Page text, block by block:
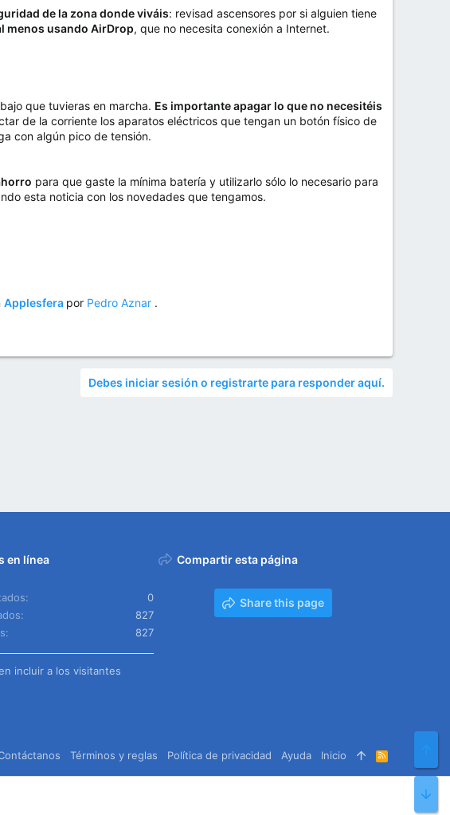
de la zona donde viváis: revisad ascensores por si alguien tiene
menos usando AirDrop, que no necesita conexión a Internet.
que tuvieras en marcha. Es importante apagar lo que no necesitéis
de la corriente los aparatos eléctricos que tengan un botón físico de
con algún pico de tensión.
para que gaste la mínima batería y utilizarlo sólo lo necesario para
esta noticia con los novedades que tengamos.
Applesfera por Pedro Aznar .
Debes iniciar sesión o registrarte para responder aquí.
en línea
0
827
827
incluir a los visitantes
Compartir esta página
Share this page
Términos y reglas Política de privacidad Ayuda Inicio
R
S
S